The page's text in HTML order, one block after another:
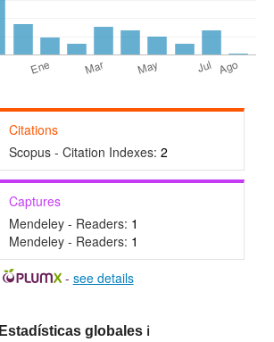
Citations
Scopus - Citation Indexes: 2
Captures
Mendeley - Readers: 1
Mendeley - Readers: 1
- see details
Estadísticas globales ℹ️